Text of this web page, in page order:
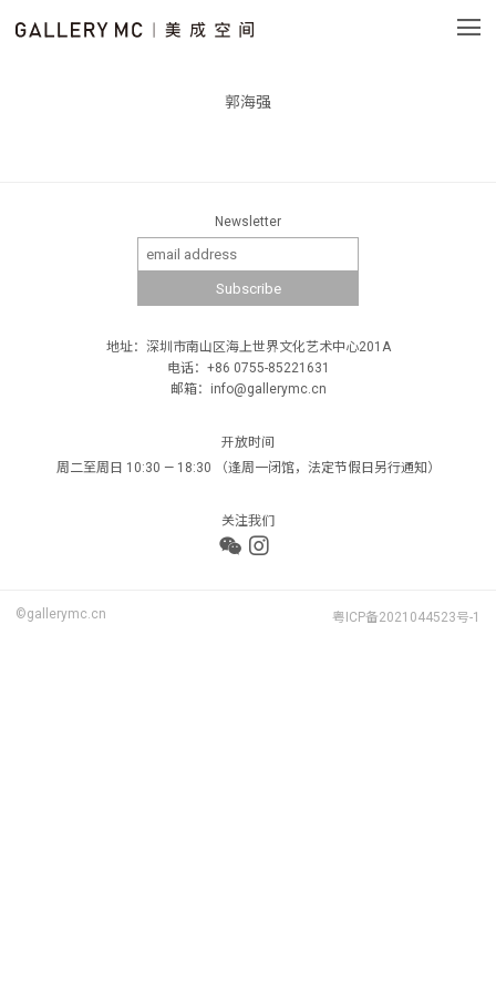
郭海强
Newsletter
地址：深圳市南山区海上世界文化艺术中心201A
电话：+86 0755-85221631
邮箱：info@gallerymc.cn
开放时间
周二至周日 10:30 — 18:30 （逢周一闭馆，法定节假日另行通知）
关注我们
©gallerymc.cn 粤ICP备2021044523号-1